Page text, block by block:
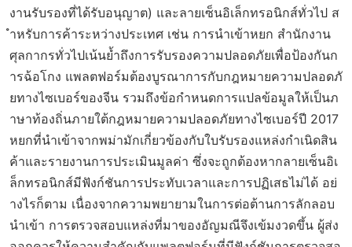
งานรับรองที่ได้รับอนุญาต) และลายเซ็นอิเล็กทรอนิกส์ทั่วไป ส
ำหรับการค้าระหว่างประเทศ เช่น การนำเข้าหยก สำนักงาน
ศุลกากรทั่วไปเน้นย้ำถึงการรับรองความปลอดภัยเพื่อป้องกันก
ารฉ้อโกง แพลตฟอร์มต้องบูรณาการกับกฎหมายความปลอดภั
ยทางไซเบอร์ของจีน รวมถึงข้อกำหนดการแปลข้อมูลให้เป็นภ
าษาท้องถิ่นภายใต้กฎหมายความปลอดภัยทางไซเบอร์ปี 2017
หยกที่นำเข้าจากพม่ามักเกี่ยวข้องกับใบรับรองแหล่งกำเนิดสิน
ค้าและรายงานการประเมินมูลค่า ซึ่งจะถูกต้องหากลายเซ็นอิเ
ล็กทรอนิกส์มีฟังก์ชันการประทับเวลาและการปฏิเสธไม่ได้ อย่
างไรก็ตาม เนื่องจากความพยายามในการต่อต้านการลักลอบ
นำเข้า การตรวจสอบแหล่งที่มาของอัญมณีจึงเข้มงวดขึ้น ผู้ส่ง